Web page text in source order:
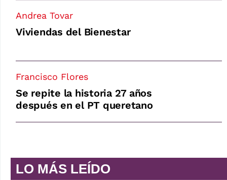
Andrea Tovar
Viviendas del Bienestar
Francisco Flores
Se repite la historia 27 años
después en el PT queretano
LO MÁS LEÍDO